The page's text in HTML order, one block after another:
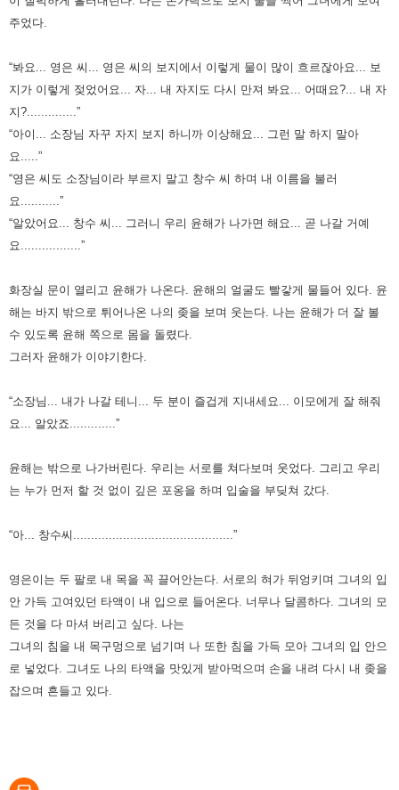
주었다.
“봐요... 영은 씨... 영은 씨의 보지에서 이렇게 물이 많이 흐르잖아요... 보
지가 이렇게 젖었어요... 자... 내 자지도 다시 만져 봐요... 어때요?... 내 자
지?..............”
“아이... 소장님 자꾸 자지 보지 하니까 이상해요... 그런 말 하지 말아
요.....”
“영은 씨도 소장님이라 부르지 말고 창수 씨 하며 내 이름을 불러
요...........”
“알았어요... 창수 씨... 그러니 우리 윤해가 나가면 해요... 곧 나갈 거예
요.................”
화장실 문이 열리고 윤해가 나온다. 윤해의 얼굴도 빨갛게 물들어 있다. 윤
해는 바지 밖으로 튀어나온 나의 좆을 보며 웃는다. 나는 윤해가 더 잘 볼
수 있도록 윤해 쪽으로 몸을 돌렸다.
그러자 윤해가 이야기한다.
“소장님... 내가 나갈 테니... 두 분이 즐겁게 지내세요... 이모에게 잘 해줘
요... 알았죠.............”
윤해는 밖으로 나가버린다. 우리는 서로를 쳐다보며 웃었다.
그리고 우리
는 누가 먼저 할 것 없이 깊은 포옹을 하며 입술을 부딪쳐 갔다.
“아... 창수씨.............................................”
영은이는 두 팔로 내 목을 꼭 끌어안는다. 서로의 혀가 뒤엉키며 그녀의 입
안 가득 고여있던 타액이 내 입으로 들어온다. 너무나 달콤하다. 그녀의 모
든 것을 다 마셔 버리고 싶다. 나는
그녀의 침을 내 목구멍으로 넘기며 나 또한 침을 가득 모아 그녀의 입 안으
로 넣었다.
그녀도 나의 타액을 맛있게 받아먹으며 손을 내려 다시 내 좆을
잡으며 흔들고 있다.